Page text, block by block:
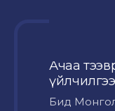
Ачаа
үйлчилгээ
Бид